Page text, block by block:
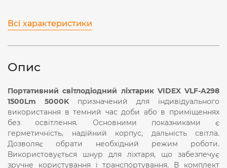
Всі характеристики
Опис
Портативний світлодіодний ліхтарик VIDEX VLF-A298
1500Lm 5000K призначений для індивідуального
використання в темний час доби або в приміщеннях
без освітлення. Основними показниками є
герметичність, надійний корпус, дальність світла.
Дозволяє обрати необхідний режим роботи.
Використовується шнур для ліхтаря, що забезпечує
зручне користування і транспортування. В комплект